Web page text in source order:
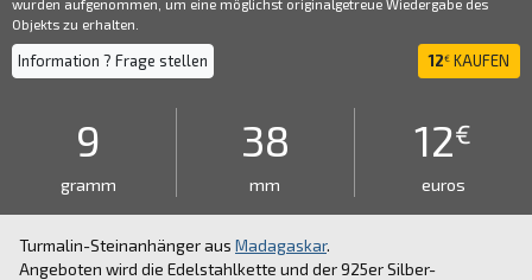
wurden aufgenommen, um eine möglichst originalgetreue Wiedergabe des
Objekts zu erhalten.
Information ? Frage stellen 12€ KAUFEN
9
gramm
38
mm
12€
euros
Turmalin-Steinanhänger aus Madagaskar.
Angeboten wird die Edelstahlkette und der 925er Silber-